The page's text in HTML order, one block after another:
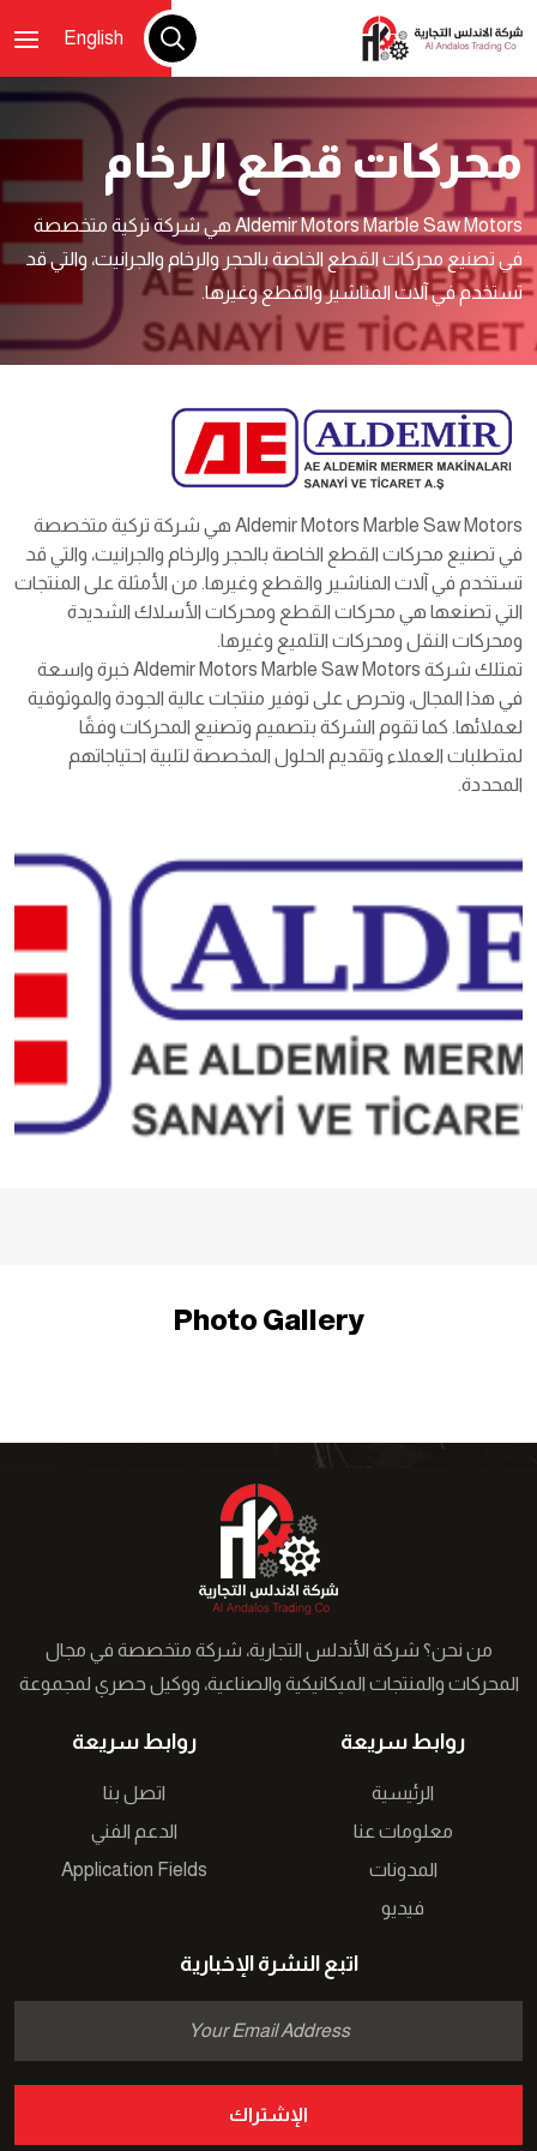
English
محركات قطع الرخام
Aldemir Motors Marble Saw Motors هي شركة تركية متخصصة
في تصنيع محركات القطع الخاصة بالحجر والرخام والجرانيت، والتي قد
تستخدم في آلات المناشير والقطع وغيرها.
Aldemir Motors Marble Saw Motors هي شركة تركية متخصصة
في تصنيع محركات القطع الخاصة بالحجر والرخام والجرانيت، والتي قد
تستخدم في آلات المناشير والقطع وغيرها. من الأمثلة على المنتجات
التي تصنعها هي محركات القطع ومحركات الأسلاك الشديدة
ومحركات النقل ومحركات التلميع وغيرها.
تمتلك شركة Aldemir Motors Marble Saw Motors خبرة واسعة
في هذا المجال، وتحرص على توفير منتجات عالية الجودة والموثوقية
لعملائها. كما تقوم الشركة بتصميم وتصنيع المحركات وفقًا
لمتطلبات العملاء وتقديم الحلول المخصصة لتلبية احتياجاتهم
المحددة.
Photo Gallery
من نحن؟ شركة الأندلس التجارية، شركة متخصصة في مجال
المحركات والمنتجات الميكانيكية والصناعية، ووكيل حصري لمجموعة
مبتكرة لقطاع الصناعة �...روابط سريعة
الرئيسية
معلومات عنا
المدونات
فيديو
روابط سريعة
اتصل بنا
الدعم الفني
Application Fields
اتبع النشرة الإخبارية
الإشتراك